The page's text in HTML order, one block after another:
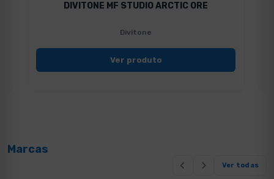
DIVITONE MF STUDIO ARCTIC ORE
Divitone
Ver produto
Marcas
Ver todas